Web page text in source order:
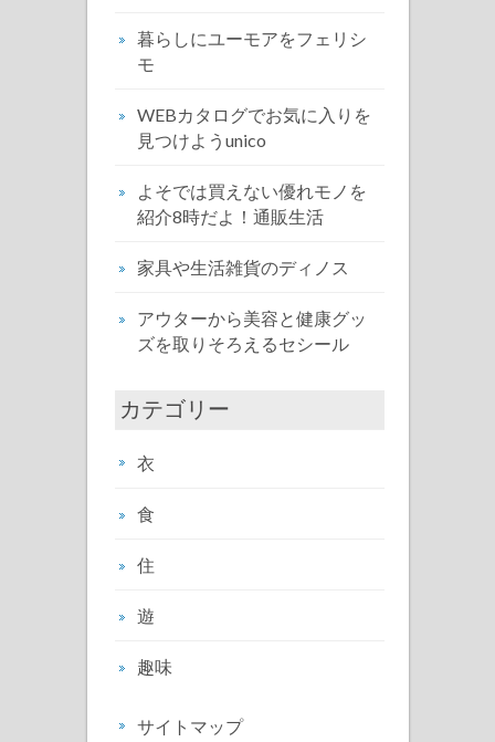
暮らしにユーモアをフェリシ
モ
WEBカタログでお気に入りを
見つけようunico
よそでは買えない優れモノを
紹介8時だよ！通販生活
家具や生活雑貨のディノス
アウターから美容と健康グッ
ズを取りそろえるセシール
カテゴリー
衣
食
住
遊
趣味
サイトマップ